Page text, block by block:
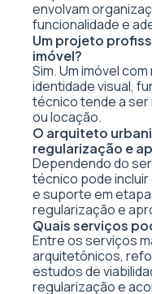
envolvam
funcionalidade e
Um projeto
imóvel?
Sim. Um imóvel
identidade visual,
técnico tende a ser
ou locação.
O arquiteto
regularização e
Dependendo do
técnico pode
e suporte em
regularização e
Quais serviços
Entre os serviços
arquitetônicos,
estudos de
regularização e